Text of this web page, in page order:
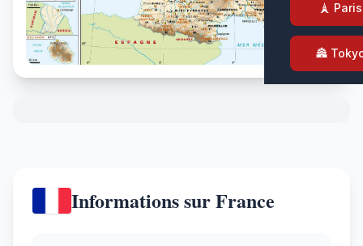
🗼 Paris
🏯
Informations sur France